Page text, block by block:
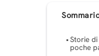
Storie
poche